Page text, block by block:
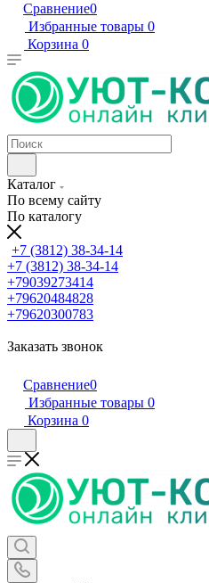
Сравнение0
Избранные товары 0
Корзина 0
Каталог
По всему сайту
По каталогу
+7 (3812) 38-34-14
+7 (3812) 38-34-14
+79039273414
+79620484828
+79620300783
Заказать звонок
Сравнение0
Избранные товары 0
Корзина 0